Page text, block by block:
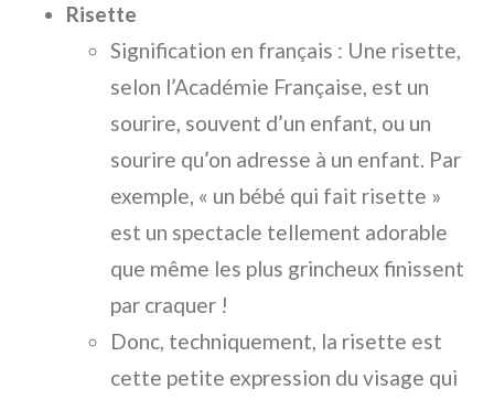
Risette
Signification en français : Une risette,
selon l’Académie Française, est un
sourire, souvent d’un enfant, ou un
sourire qu’on adresse à un enfant. Par
exemple, « un bébé qui fait risette »
est un spectacle tellement adorable
que même les plus grincheux finissent
par craquer !
Donc, techniquement, la risette est
cette petite expression du visage qui